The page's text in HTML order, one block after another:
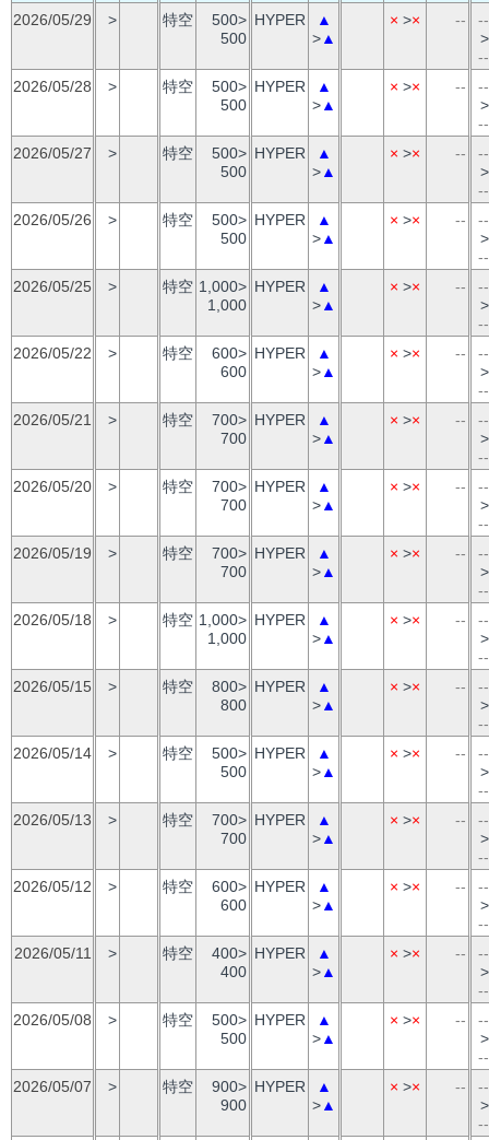
2026/05/29 > 特空
500>
500
HYPER
▲
>▲
× >× --
--
>
--
2026/05/28
> 特空
500>
500
HYPER
▲
>▲
× >× --
--
>
--
2026/05/27
> 特空
500>
500
HYPER
▲
>▲
× >× --
--
>
--
2026/05/26
> 特空
500>
500
HYPER
▲
>▲
× >× --
--
>
--
2026/05/25
> 特空 1,000>
1,000
HYPER
▲
>▲
× >× --
--
>
--
2026/05/22
> 特空
600>
600
HYPER
▲
>▲
× >× --
--
>
--
2026/05/21
> 特空
700>
700
HYPER
▲
>▲
× >× --
--
>
--
2026/05/20
> 特空
700>
700
HYPER
▲
>▲
× >× --
--
>
--
2026/05/19
> 特空
700>
700
HYPER
▲
>▲
× >× --
--
>
--
2026/05/18
> 特空 1,000>
1,000
HYPER
▲
>▲
× >× --
--
>
--
2026/05/15
> 特空
800>
800
HYPER
▲
>▲
× >× --
--
>
--
2026/05/14
> 特空
500>
500
HYPER
▲
>▲
× >× --
--
>
--
2026/05/13
> 特空
700>
700
HYPER
▲
>▲
× >× --
--
>
--
2026/05/12
> 特空
600>
600
HYPER
▲
>▲
× >× --
--
>
--
2026/05/11
> 特空
400>
400
HYPER
▲
>▲
× >× --
--
>
--
2026/05/08
> 特空
500>
500
HYPER
▲
>▲
× >× --
--
>
--
2026/05/07
> 特空
900>
900
HYPER
▲
>▲
× >× --
--
>
--